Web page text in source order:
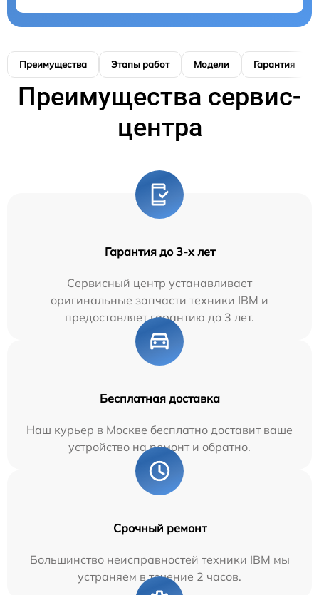
Преимущества Этапы работ Модели Гарантия
Преимущества сервис-
центра
Гарантия до 3-х лет
Сервисный центр устанавливает
оригинальные запчасти техники IBM и
предоставляет гарантию до 3 лет.
Бесплатная доставка
Наш курьер в Москве бесплатно доставит ваше
устройство на ремонт и обратно.
Срочный ремонт
Большинство неисправностей техники IBM мы
устраняем в течение 2 часов.